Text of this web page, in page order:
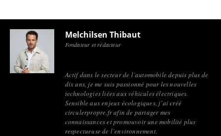
Melchilsen Thibaut
Fondateur et rédacteur
Actif dans le secteur de l’automobile depuis plus de
dix ans, je me suis passionné pour les nouvelles
technologies liées aux véhicules électriques.
Sensible aux enjeux écologiques, j’ai créé
circulerpropre.fr afin de partager mes
connaissances et promouvoir une mobilité plus
respectueuse de l’environnement.